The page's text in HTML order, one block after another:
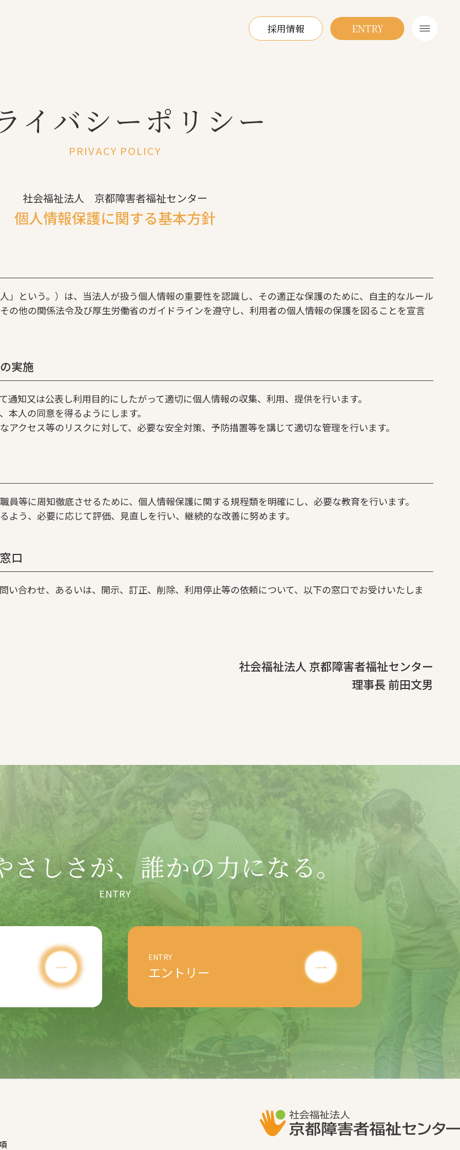
採用情報 ENTRY
イバシーポリシー
PRIVACY POLICY
社会福祉法人 京都障害者福祉センター
個人情報保護に関する基本方針
」という。）は、当法人が扱う個人情報の重要性を認識し、その適正な保護のために、自主的なルール
の他の関係法令及び厚生労働省のガイドラインを遵守し、利用者の個人情報の保護を図ることを宣言
実施
知又は公表し利用目的にしたがって適切に個人情報の収集、利用、提供を行います。
人の同意を得るようにします。
クセス等のリスクに対して、必要な安全対策、予防措置等を講じて適切な管理を行います。
等に周知徹底させるために、個人情報保護に関する規程類を明確にし、必要な教育を行います。
う、必要に応じて評価、見直しを行い、継続的な改善に努めます。
口
い合わせ、あるいは、開示、訂正、削除、利用停止等の依頼について、以下の窓口でお受けいたしま
社会福祉法人 京都障害者福祉センター
理事長 前田文男
さしさが、誰かの力になる。
ENTRY
ENTRY
エントリー